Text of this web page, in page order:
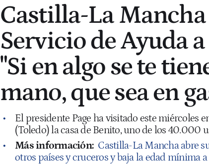
Castilla-La
Servicio de Ayuda
"Si en algo se te
mano, que sea en
El presidente Page ha visitado este miércoles
(Toledo) la casa de Benito, uno de los 40.000
Más información: Castilla-La Mancha abre
otros países y cruceros y baja la edad mínima a